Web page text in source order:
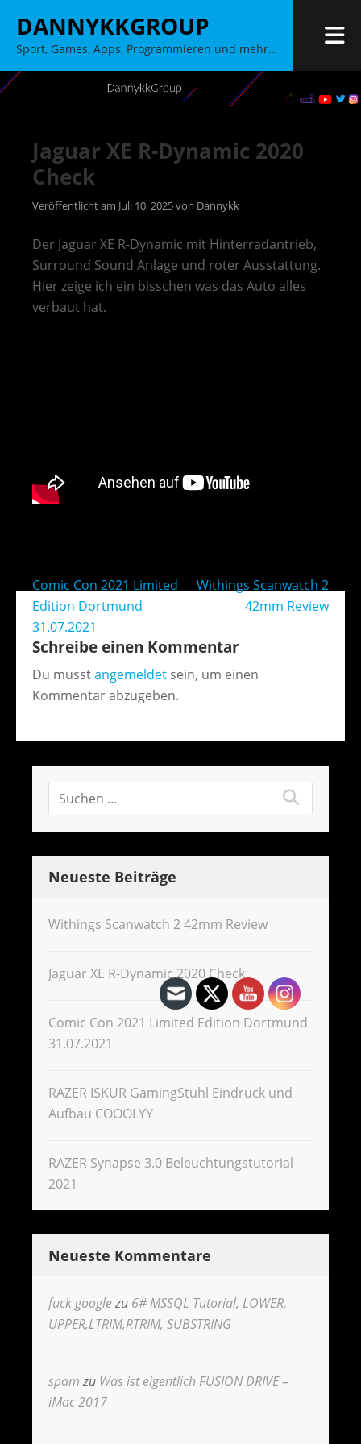
Inhalt
springen
DANNYKKGROUP
Sport, Games, Apps, Programmieren und mehr…
Jaguar XE R-Dynamic 2020
Check
Veröffentlicht am Juli 10, 2025von Dannykk
Der Jaguar XE R-Dynamic mit Hinterradantrieb,
Surround Sound Anlage und roter Ausstattung.
Hier zeige ich ein bisschen was das Auto alles
verbaut hat.
Beitragsnavigation
Comic Con 2021 Limited
Edition Dortmund
31.07.2021
Withings Scanwatch 2
42mm Review
Schreibe einen Kommentar
Du musstangemeldet sein, um einen
Kommentar abzugeben.
Neueste Beiträge
Withings Scanwatch 2 42mm Review
Jaguar XE R-Dynamic 2020 Check
Comic Con 2021 Limited Edition Dortmund
31.07.2021
RAZER ISKUR GamingStuhl Eindruck und
Aufbau COOOLYY
RAZER Synapse 3.0 Beleuchtungstutorial
2021
Neueste Kommentare
fuck googlezu 6# MSSQL Tutorial, LOWER,
UPPER,LTRIM,RTRIM, SUBSTRING
spam zu Was ist eigentlich FUSION DRIVE –
iMac 2017